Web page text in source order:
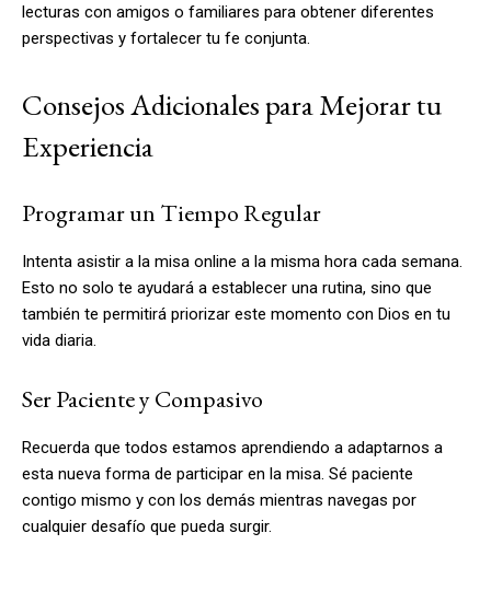
lecturas con amigos o familiares para obtener diferentes
perspectivas y fortalecer tu fe conjunta.
Consejos Adicionales para Mejorar tu
Experiencia
Programar un Tiempo Regular
Intenta asistir a la misa online a la misma hora cada semana.
Esto no solo te ayudará a establecer una rutina, sino que
también te permitirá priorizar este momento con Dios en tu
vida diaria.
Ser Paciente y Compasivo
Recuerda que todos estamos aprendiendo a adaptarnos a
esta nueva forma de participar en la misa. Sé paciente
contigo mismo y con los demás mientras navegas por
cualquier desafío que pueda surgir.